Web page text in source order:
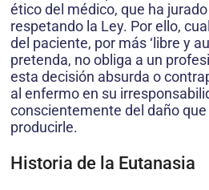
ético del médico, que ha
respetando la Ley. Por ello,
del paciente, por más ‘libre y
pretenda, no obliga a un
esta decisión absurda o
al enfermo en su
conscientemente del daño
producirle.
Historia de la Eutanasia